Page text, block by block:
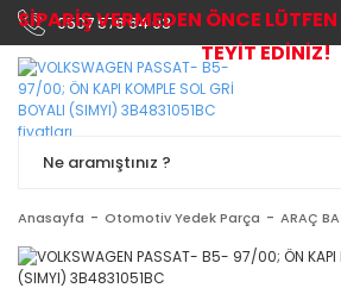
0507 576 64 03
Anasayfa Otomotiv Yedek Parça ARAÇ
SİPARİŞ VERMEDEN ÖNCE
TEYİT EDİNİZ!